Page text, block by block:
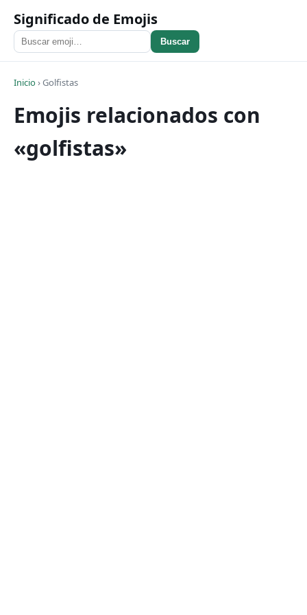
Significado de Emojis
Buscar
Inicio›Golfistas
Emojis relacionados con
«golfistas»